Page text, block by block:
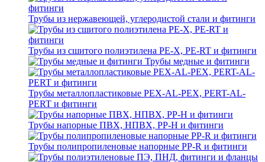
Трубы из нержавеющей, углеродистой стали и фитинги
Трубы из сшитого полиэтилена PE-X, PE-RT и фитинги
Трубы медные и фитинги
Трубы металлопластиковые PEX-AL-PEX, PERT-AL-
PERT и фитинги
Трубы напорные ПВХ, НПВХ, PP-H и фитинги
Трубы полипропиленовые напорные PP-R и фитинги